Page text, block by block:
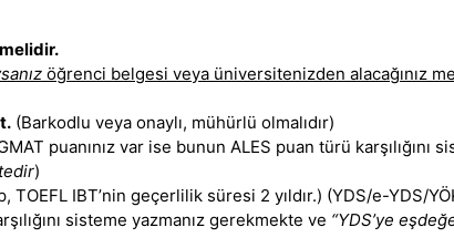
öğrenci belgesi veya üniversitenizden alacağınız
(Barkodlu veya onaylı, mühürlü olmalıdır)
puanınız var ise bunun ALES puan türü karşılığını
)
IBT’nin geçerlilik süresi 2 yıldır.) (YDS/e-YDS/
sisteme yazmanız gerekmekte ve “YDS’ye